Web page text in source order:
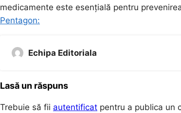
medicamente este esențială pentru
Pentagon:
Echipa Editoriala
Lasă un răspuns
Trebuie să fii autentificat pentru a publica un